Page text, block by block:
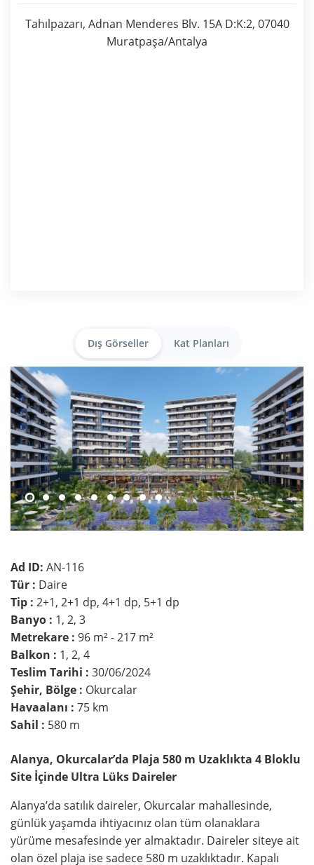
Dış Görseller Kat Planları
Ad ID: AN-116
Tür : Daire
Tip : 2+1, 2+1 dp, 4+1 dp, 5+1 dp
Banyo : 1, 2, 3
Metrekare : 96 m² - 217 m²
Balkon : 1, 2, 4
Teslim Tarihi : 30/06/2024
Şehir, Bölge : Okurcalar
Havaalanı : 75 km
Sahil : 580 m
Alanya, Okurcalar’da Plaja 580 m Uzaklıkta 4 Bloklu
Site İçinde Ultra Lüks Daireler
Alanya’da satılık daireler, Okurcalar mahallesinde,
günlük yaşamda ihtiyacınız olan tüm olanaklara
yürüme mesafesinde yer almaktadır. Daireler siteye ait
olan özel plaja ise sadece 580 m uzaklıktadır. Kapalı
Tahılpazarı, Adnan Menderes Blv. 15A D:K:2, 07040
Muratpaşa/Antalya